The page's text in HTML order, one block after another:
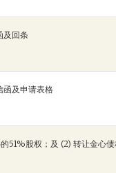
及回条
函及申请表格
51%股权；及 (2) 转让金心